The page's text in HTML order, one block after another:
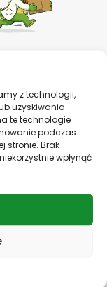
z technologii,
uzyskiwania
te technologie
podczas
stronie. Brak
wpłynąć
szybko?
dnia!
lojalność!
specjalne
naszych stałych